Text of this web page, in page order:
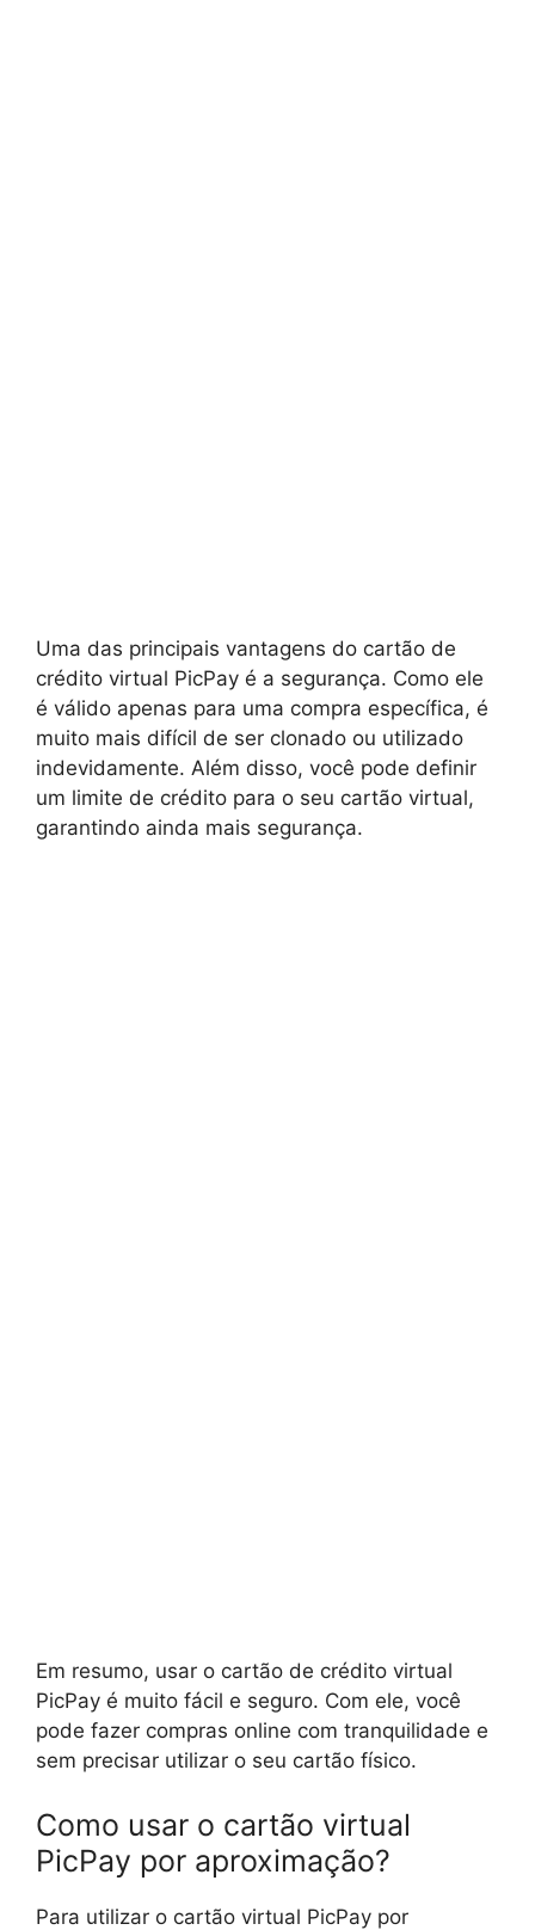
Uma das principais vantagens do cartão de
crédito virtual PicPay é a segurança. Como ele
é válido apenas para uma compra específica, é
muito mais difícil de ser clonado ou utilizado
indevidamente. Além disso, você pode definir
um limite de crédito para o seu cartão virtual,
garantindo ainda mais segurança.
Em resumo, usar o cartão de crédito virtual
PicPay é muito fácil e seguro. Com ele, você
pode fazer compras online com tranquilidade e
sem precisar utilizar o seu cartão físico.
Como usar o cartão virtual
PicPay por aproximação?
Para utilizar o cartão virtual PicPay por